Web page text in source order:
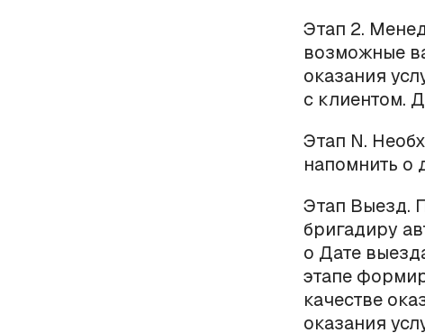
Этап 2.
возможные
оказания
с клиентом.
Этап N.
напомнить о
Этап Выезд.
бригадиру
о Дате
этапе
качестве
оказания